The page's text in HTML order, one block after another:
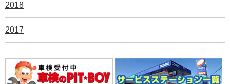
2018
2017